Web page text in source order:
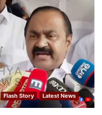
Flash Story Latest News